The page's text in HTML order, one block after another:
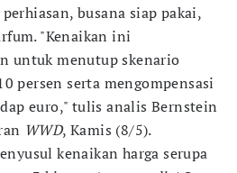
busana siap pakai,
"Kenaikan ini
untuk menutup skenario
persen serta mengompensasi
euro," tulis analis Bernstein
WWD, Kamis (8/5).
kenaikan harga serupa